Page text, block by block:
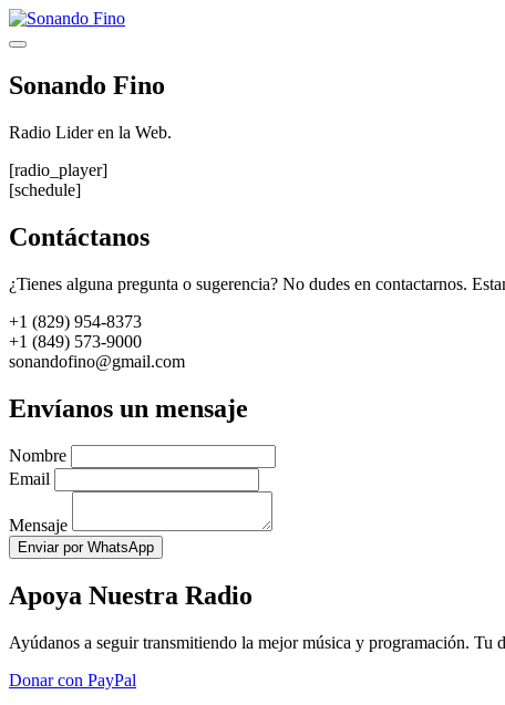
Saltar
al
Menú
Sonando Fino
Radio Lider en la Web.
[radio_player]
[schedule]
Contáctanos
¿Tienes alguna pregunta o sugerencia? No dudes en contactarnos.
+1 (829) 954-8373
+1 (849) 573-9000
sonandofino@gmail.com
Envíanos un mensaje
Nombre
Email
Mensaje
Enviar por WhatsApp
Apoya Nuestra Radio
Ayúdanos a seguir transmitiendo la mejor música y programación. Tu
Donar con PayPal